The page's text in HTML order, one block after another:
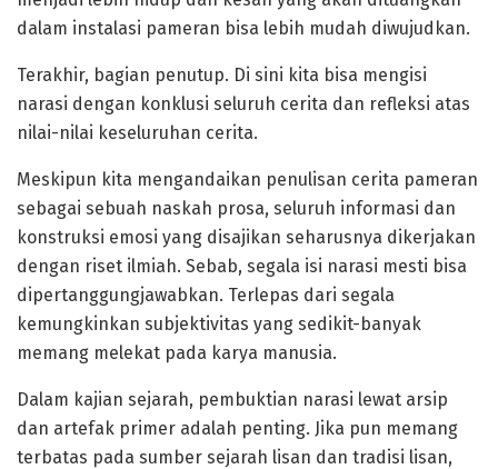
dalam instalasi pameran bisa lebih mudah diwujudkan.
Terakhir, bagian penutup. Di sini kita bisa mengisi
narasi dengan konklusi seluruh cerita dan refleksi atas
nilai-nilai keseluruhan cerita.
Meskipun kita mengandaikan penulisan cerita pameran
sebagai sebuah naskah prosa, seluruh informasi dan
konstruksi emosi yang disajikan seharusnya dikerjakan
dengan riset ilmiah. Sebab, segala isi narasi mesti bisa
dipertanggungjawabkan. Terlepas dari segala
kemungkinkan subjektivitas yang sedikit-banyak
memang melekat pada karya manusia.
Dalam kajian sejarah, pembuktian narasi lewat arsip
dan artefak primer adalah penting. Jika pun memang
terbatas pada sumber sejarah lisan dan tradisi lisan,